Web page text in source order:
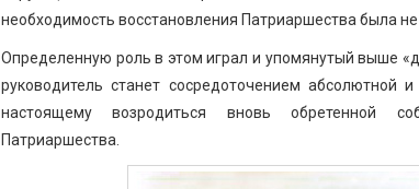
необходимость восстановления Патриаршества была не
Определенную роль в этом играл и упомянутый выше
руководитель станет сосредоточением абсолютной
настоящему возродиться вновь обретенной
Патриаршества.